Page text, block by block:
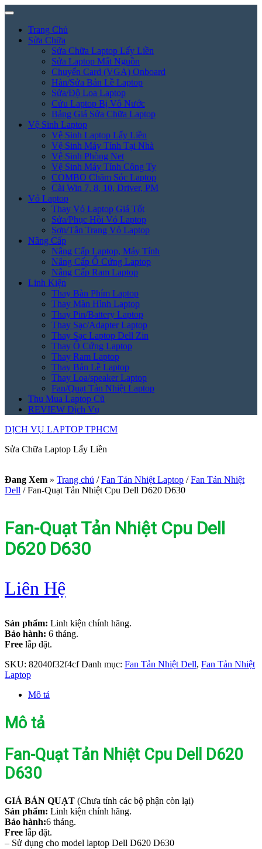
Trang Chủ
Sửa Chữa
Sửa Chữa Laptop Lấy Liền
Sửa Laptop Mất Nguồn
Chuyển Card (VGA) Onboard
Hàn/Sửa Bản Lề Laptop
Sửa/Độ Loa Laptop
Cứu Laptop Bị Vô Nước
Bảng Giá Sửa Chữa Laptop
Vệ Sinh Laptop
Vệ Sinh Laptop Lấy Liền
Vệ Sinh Máy Tính Tại Nhà
Vệ Sinh Phòng Net
Vệ Sinh Máy Tính Công Ty
COMBO Chăm Sóc Laptop
Cài Win 7, 8, 10, Driver, PM
Vỏ Laptop
Thay Vỏ Laptop Giá Tốt
Sửa/Phục Hồi Vỏ Laptop
Sơn/Tân Trang Vỏ Laptop
Nâng Cấp
Nâng Cấp Laptop, Máy Tính
Nâng Cấp Ổ Cứng Laptop
Nâng Cấp Ram Laptop
Linh Kiện
Thay Bàn Phím Laptop
Thay Màn Hình Laptop
Thay Pin/Battery Laptop
Thay Sạc/Adapter Laptop
Thay Sạc Laptop Dell Zin
Thay Ổ Cứng Laptop
Thay Ram Laptop
Thay Bản Lề Laptop
Thay Loa/speaker Laptop
Fan/Quạt Tản Nhiệt Laptop
Thu Mua Laptop Cũ
REVIEW Dịch Vụ
DỊCH VỤ LAPTOP TPHCM
Sửa Chữa Laptop Lấy Liền
Đang Xem » Trang chủ / Fan Tản Nhiệt Laptop / Fan Tản Nhiệt
Dell /Fan-Quạt Tản Nhiệt Cpu Dell D620 D630
Fan-Quạt Tản Nhiệt Cpu Dell
D620 D630
Liên Hệ
Sản phẩm: Linh kiện chính hãng.
Bảo hành: 6 tháng.
Free lắp đặt.
SKU: 82040f32f4cf Danh mục: Fan Tản Nhiệt Dell, Fan Tản Nhiệt
Laptop
Mô tả
Mô tả
Fan-Quạt Tản Nhiệt Cpu Dell D620
D630
GIÁ BÁN QUẠT (Chưa tính các bộ phận còn lại)
Sản phẩm: Linh kiện chính hãng.
Bảo hành:6 tháng.
Free lắp đặt.
– Sử dụng cho model laptop Dell D620 D630